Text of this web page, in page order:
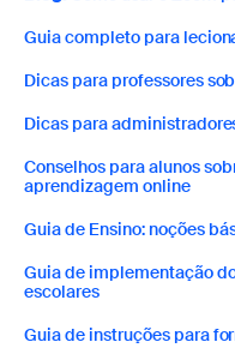
Guia completo para
Dicas para professores
Dicas para
Conselhos para alunos
aprendizagem online
Guia de Ensino: noções
Guia de implementação
escolares
Guia de instruções para